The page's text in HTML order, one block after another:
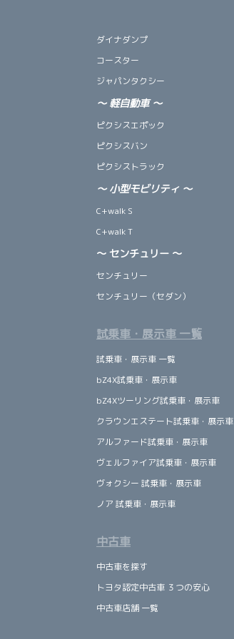
ダイナダンプ
コースター
ジャパンタクシー
～ 軽自動車～
ピクシスエポック
ピクシスバン
ピクシストラック
～ 小型モビリティ ～
C+walk S
C+walk T
～ センチュリー ～
センチュリー
センチュリー（セダン）
試乗車・展示車 一覧
試乗車・展示車 一覧
bZ4X試乗車・展示車
bZ4Xツーリング試乗車・展示車
クラウンエステート試乗車・展示車
アルファード試乗車・展示車
ヴェルファイア試乗車・展示車
ヴォクシー 試乗車・展示車
ノア 試乗車・展示車
中古車
中古車を探す
トヨタ認定中古車 ３つの安心
中古車店舗 一覧